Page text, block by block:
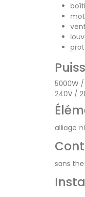
5000W
240V /
alliage
sans